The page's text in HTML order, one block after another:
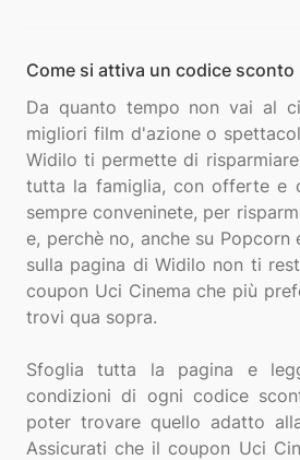
Come si attiva un codice sconto
Da quanto tempo non vai al
migliori film d'azione o
Widilo ti permette di
tutta la famiglia, con offerte e
sempre conveninete, per
e, perchè no, anche su Popcorn
sulla pagina di Widilo non ti
coupon Uci Cinema che più
trovi qua sopra.
Sfoglia tutta la pagina e
condizioni di ogni codice
poter trovare quello adatto
Assicurati che il coupon Uci